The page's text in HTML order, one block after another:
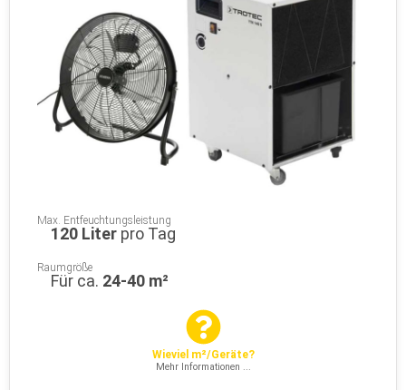
Max. Entfeuchtungsleistung
120 Liter pro Tag
Raumgröße
Für ca. 24-40 m²
Wieviel m²/Geräte?
Mehr Informationen ...